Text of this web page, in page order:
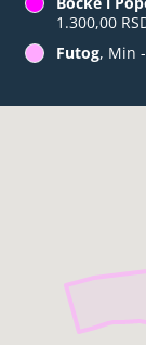
1.300,00
Futog, Min